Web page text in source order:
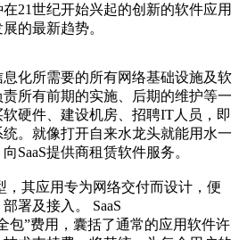
21世纪开始兴起的创新的软件应用
的最新趋势。
息化所需要的所有网络基础设施及软
所有前期的实施、后期的维护等一
硬件、建设机房、招聘IT人员，即
。就像打开自来水龙头就能用水一
SaaS提供商租赁软件服务。
，其应用专为网络交付而设计，便
署及接入。 SaaS
包”费用，囊括了通常的应用软件许